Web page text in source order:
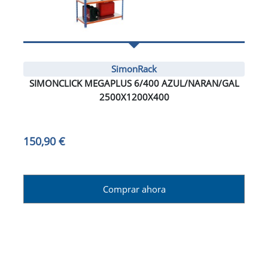
SimonRack
SIMONCLICK MEGAPLUS 6/400 AZUL/NARAN/GAL
2500X1200X400
150,90 €
Comprar ahora